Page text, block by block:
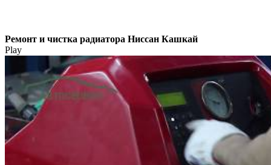
Ремонт и чистка радиатора Ниссан Кашкай
Play